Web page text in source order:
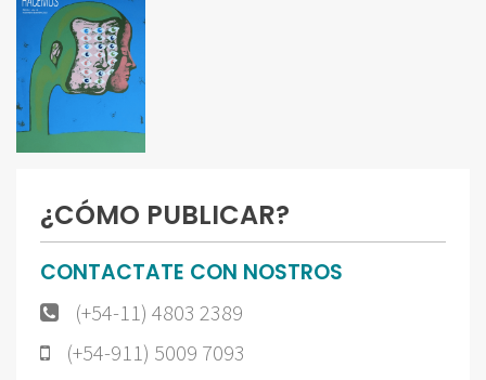
¿CÓMO PUBLICAR?
CONTACTATE CON NOSTROS
(+54-11) 4803 2389
(+54-911) 5009 7093